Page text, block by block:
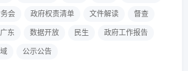
会 政府权责清单 文件解读 督查
东 数据开放 民生 政府工作报告
公示公告